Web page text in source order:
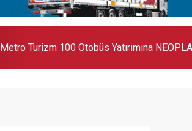
Audi Q9 Markanın En Büyük SUV Modeli Oldu